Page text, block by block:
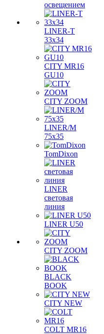
освещением
LINER-T
33x34
CITY MR16
GU10
CITY ZOOM
LINER/M
75х35
TomDixon
LINER
световая
линия
LINER U50
CITY ZOOM
BLACK
BOOK
CITY NEW
COLT MR16